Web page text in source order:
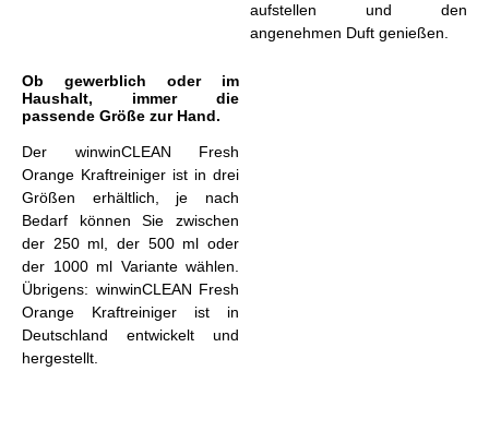
aufstellen und den
angenehmen Duft genießen.
Ob gewerblich oder im
Haushalt, immer die
passende Größe zur Hand.
Der winwinCLEAN Fresh
Orange Kraftreiniger ist in drei
Größen erhältlich, je nach
Bedarf können Sie zwischen
der 250 ml, der 500 ml oder
der 1000 ml Variante wählen.
Übrigens: winwinCLEAN Fresh
Orange Kraftreiniger ist in
Deutschland entwickelt und
hergestellt.